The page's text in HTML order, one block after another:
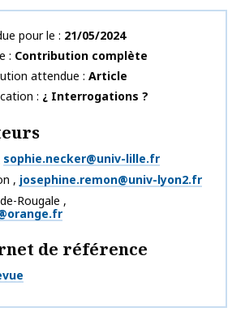
pour le
21/05/2024
Contribution complète
attendue
Article
¿ Interrogations ?
sophie.necker@univ-lille.fr
, josephine.remon@univ-lyon2.fr
Rougale ,
de référence